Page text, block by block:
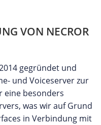
VON NECROR
gegründet und
und Voiceserver zur
eine besonders
was wir auf Grund
in Verbindung mit